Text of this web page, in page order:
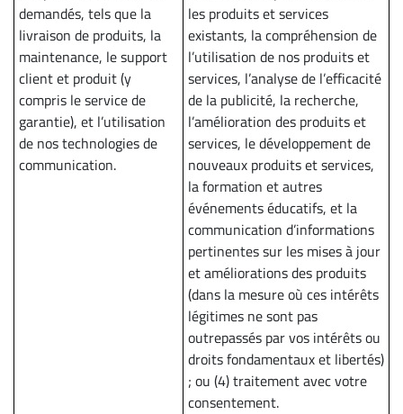
demandés, tels que la
livraison de produits, la
maintenance, le support
client et produit (y
compris le service de
garantie), et l’utilisation
de nos technologies de
communication.
les produits et services
existants, la compréhension de
l’utilisation de nos produits et
services, l’analyse de l’efficacité
de la publicité, la recherche,
l’amélioration des produits et
services, le développement de
nouveaux produits et services,
la formation et autres
événements éducatifs, et la
communication d’informations
pertinentes sur les mises à jour
et améliorations des produits
(dans la mesure où ces intérêts
légitimes ne sont pas
outrepassés par vos intérêts ou
droits fondamentaux et libertés)
; ou (4) traitement avec votre
consentement.